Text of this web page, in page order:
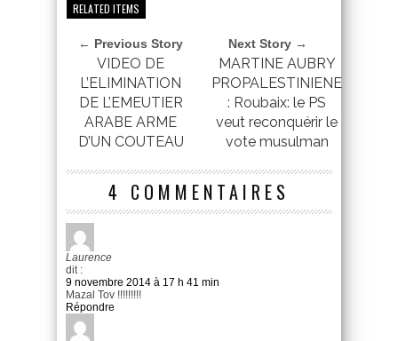
RELATED ITEMS
← Previous Story
VIDEO DE
L’ELIMINATION
DE L’EMEUTIER
ARABE ARME
D’UN COUTEAU
Next Story →
MARTINE AUBRY
PROPALESTINIENE
: Roubaix: le PS
veut reconquérir le
vote musulman
4 COMMENTAIRES
Laurence
dit :
9 novembre 2014 à 17 h 41 min
Mazal Tov !!!!!!!!!
Répondre